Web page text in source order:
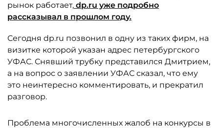
рынок работает, dp.ru уже подробно
рассказывал в прошлом году.
Сегодня dp.ru позвонил в одну из таких фирм, на
визитке которой указан адрес петербургского
УФАС. Снявший трубку представился Дмитрием,
а на вопрос о заявлении УФАС сказал, что ему
это неинтересно комментировать, и прекратил
разговор.
Проблема многочисленных жалоб на конкурсы в